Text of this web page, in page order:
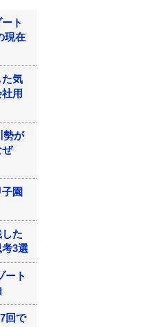
ト
現在
た気
用
勢が
ぜ
園
た
3選
ート
回で